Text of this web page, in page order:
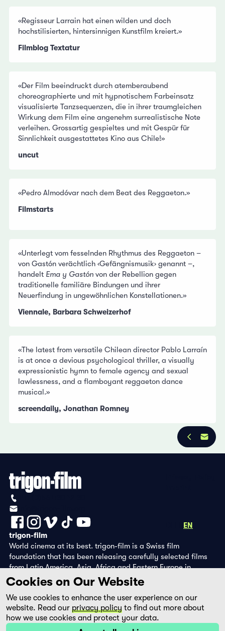
«Regisseur Larrain hat einen wilden und doch
hochstilisierten, hintersinnigen Kunstfilm kreiert.»
Filmblog Textatur
«Der Film beeindruckt durch atemberaubend
choreographierte und mit hypnotischem Farbeinsatz
visualisierte Tanzsequenzen, die in ihrer traumgleichen
Wirkung dem Film eine angenehm surrealistische Note
verleihen. Grossartig gespieltes und mit Gespür für
Sinnlichkeit ausgestattetes Kino aus Chile!»
uncut
«Pedro Almodóvar nach dem Beat des Reggaeton.»
Filmstarts
«Unterlegt vom fesselnden Rhythmus des Reggaeton –
von Gastón verächtlich ‹Gefängnismusik› genannt –,
handelt Ema y Gastón von der Rebellion gegen
traditionelle familiäre Bindungen und ihrer
Neuerfindung in ungewöhnlichen Konstellationen.»
Viennale, Barbara Schweizerhof
«The latest from versatile Chilean director Pablo Larraín
is at once a devious psychological thriller, a visually
expressionistic hymn to female agency and sexual
lawlessness, and a flamboyant reggaeton dance
musical.»
screendaily, Jonathan Romney
EN
trigon-film
World cinema at its best. trigon-film is a Swiss film
foundation that has been releasing carefully selected films
from Latin America, Asia, Africa and Eastern Europe in
cinemas since 1988 and operates its own DVD edition and the
streaming platform filmingo.
Cookies on Our Website
We use cookies to enhance the user experience on our
website. Read our privacy policy to find out more about
how we use cookies and protect your data.